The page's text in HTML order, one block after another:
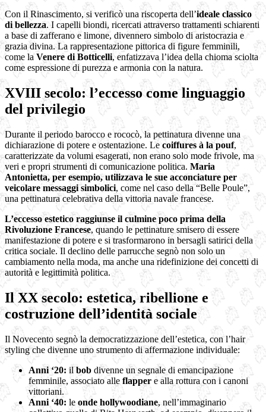
Con il Rinascimento, si verificò una riscoperta dell’ideale classico
di bellezza. I capelli biondi, ricercati attraverso trattamenti schiarenti
a base di zafferano e limone, divennero simbolo di aristocrazia e
grazia divina. La rappresentazione pittorica di figure femminili,
come la Venere di Botticelli, enfatizzava l’idea della chioma sciolta
come espressione di purezza e armonia con la natura.
XVIII secolo: l’eccesso come linguaggio
del privilegio
Durante il periodo barocco e rococò, la pettinatura divenne una
dichiarazione di potere e ostentazione. Le coiffures à la pouf,
caratterizzate da volumi esagerati, non erano solo mode frivole, ma
veri e propri strumenti di comunicazione politica. Maria
Antonietta, per esempio, utilizzava le sue acconciature per
veicolare messaggi simbolici, come nel caso della “Belle Poule”,
una pettinatura celebrativa della vittoria navale francese.
L’eccesso estetico raggiunse il culmine poco prima della
Rivoluzione Francese, quando le pettinature smisero di essere
manifestazione di potere e si trasformarono in bersagli satirici della
critica sociale. Il declino delle parrucche segnò non solo un
cambiamento nella moda, ma anche una ridefinizione dei concetti di
autorità e legittimità politica.
Il XX secolo: estetica, ribellione e
costruzione dell’identità sociale
Il Novecento segnò la democratizzazione dell’estetica, con l’hair
styling che divenne uno strumento di affermazione individuale:
Anni ‘20: ilbob divenne un segnale di emancipazione
femminile, associato alle flapper e alla rottura con i canoni
vittoriani.
Anni ‘40: le onde hollywoodiane, nell’immaginario